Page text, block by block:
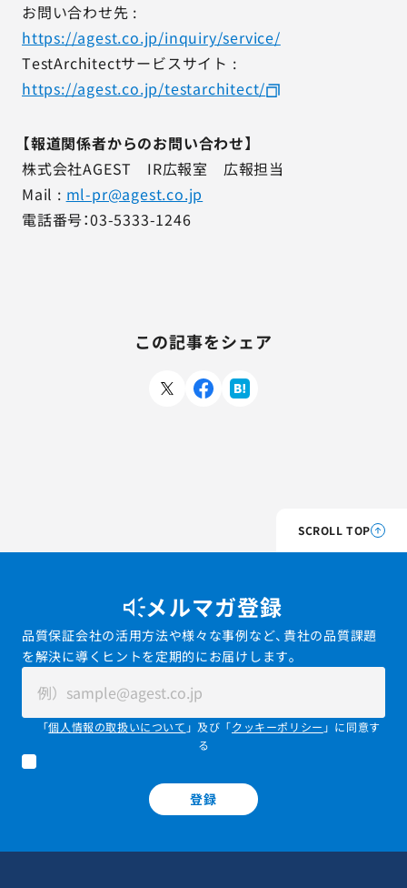
お問い合わせ先 :
https://agest.co.jp/inquiry/service/
TestArchitectサービスサイト :
https://agest.co.jp/testarchitect/
【報道関係者からのお問い合わせ】
株式会社AGEST IR広報室 広報担当
Mail : ml-pr@agest.co.jp
電話番号：03-5333-1246
この記事をシェア
SCROLL TOP
メルマガ登録
品質保証会社の活用方法や様々な事例など、貴社の品質課題
を解決に導くヒントを定期的にお届けします。
「個人情報の取扱いについて 」及び「クッキーポリシー 」に同意す
る
登録